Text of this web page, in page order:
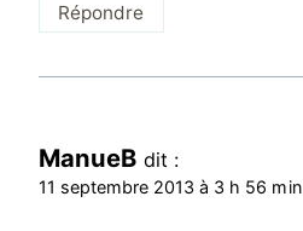
Répondre
ManueB dit :
11 septembre 2013 à 3 h 56 min